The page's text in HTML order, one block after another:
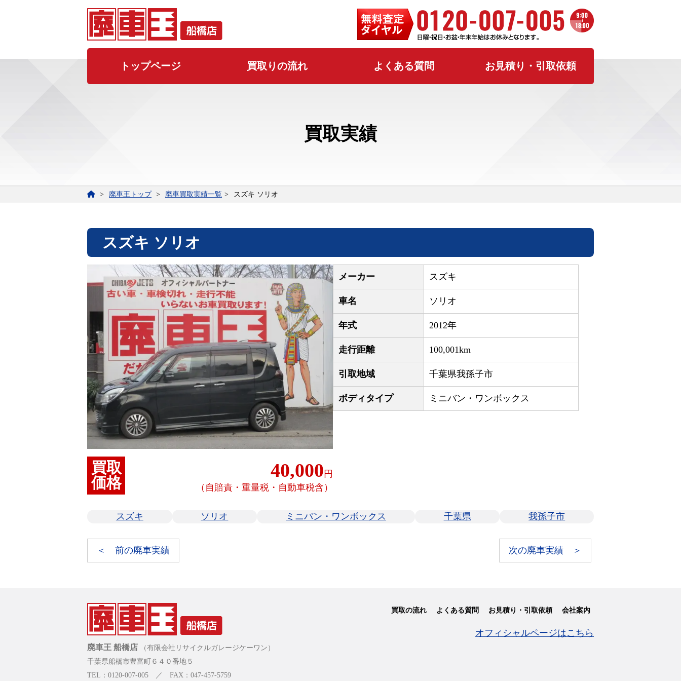
トップページ 買取りの流れ よくある質問 お見積り・引取依頼
買取実績
廃車王トップ 廃車買取実績一覧 スズキ ソリオ
スズキ ソリオ
買取
価格
40,000円
（自賠責・重量税・自動車税含）
メーカー スズキ
車名 ソリオ
年式 2012年
走行距離 100,001km
引取地域 千葉県我孫子市
ボディタイプ ミニバン・ワンボックス
スズキ ソリオ ミニバン・ワンボックス 千葉県 我孫子市
＜ 前の廃車実績 次の廃車実績 ＞
廃車王 船橋店
（有限会社リサイクルガレージケーワン）
千葉県船橋市豊富町６４０番地５
TEL：0120-007-005 ／ FAX：047-457-5759
買取の流れ よくある質問 お見積り・引取依頼 会社案内
オフィシャルページはこちら